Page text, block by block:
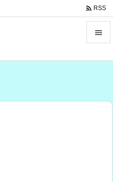


 RSS